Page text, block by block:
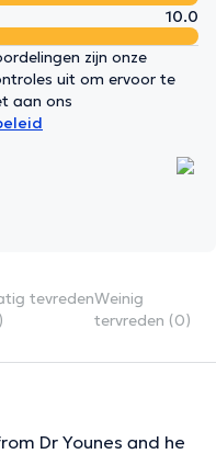
10.0
zijn onze
uit om ervoor te
aan ons
tevredenWeinig
tervreden (0)
Dr Younes and he